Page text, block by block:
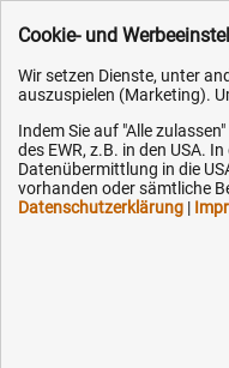
+49 (0) 5351 -
Cookie- und
Wir setzen Dienste, unter
auszuspielen (Marketing).
Indem Sie auf "Alle
des EWR, z.B. in den USA.
Datenübermittlung in die
vorhanden oder sämtliche
Datenschutzerklärung |